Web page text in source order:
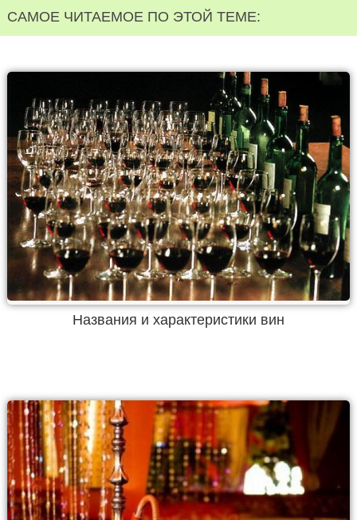
САМОЕ ЧИТАЕМОЕ ПО ЭТОЙ ТЕМЕ:
Названия и характеристики вин